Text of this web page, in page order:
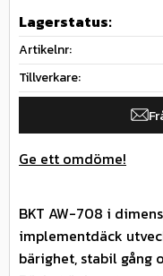
Lagerstatus
Artikelnr
Tillverkare
Ge ett omdöme!
BKT AW-708 i
implementdäck
bärighet, stabil gång